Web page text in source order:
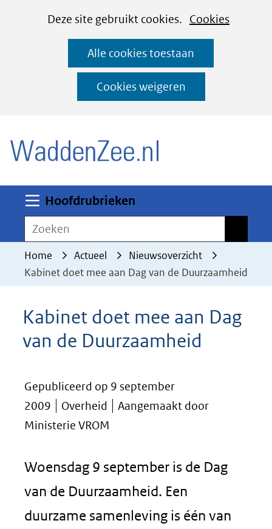
CookiesDeze site gebruikt cookies. Cookies
deze
worden
toegestaan
geweigerd.
Alle cookies toestaan
Cookies weigeren
Ga
naar
de
inhoud
Hoofdrubrieken
Zoeken
Home Actueel
Nieuwsoverzicht
Kabinet doet mee aan Dag van de Duurzaamheid
Kabinet doet mee aan Dag
van de Duurzaamheid
Gepubliceerd op 9 september
2009
Overheid
Aangemaakt door
Ministerie VROM
Woensdag 9 september is de Dag
van de Duurzaamheid. Een
duurzame samenleving is één van